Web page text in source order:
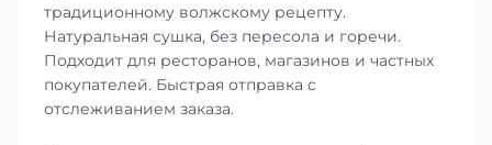
традиционному волжскому рецепту.
Натуральная сушка, без пересола и горечи.
Подходит для ресторанов, магазинов и частных
покупателей. Быстрая отправка с
отслеживанием заказа.